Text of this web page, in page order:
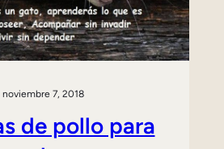
noviembre 7, 2018
de pollo para